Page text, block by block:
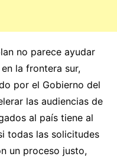
no parece ayudar
la frontera sur,
por el Gobierno del
las audiencias de
al país tiene al
todas las solicitudes
un proceso justo,